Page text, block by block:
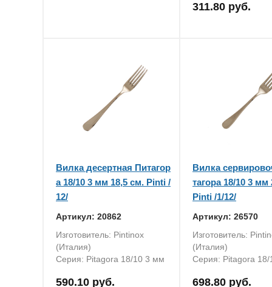
311.80 руб.
Вилка десертная Питагор
а 18/10 3 мм 18,5 см. Pinti /
12/
Артикул: 20862
Изготовитель: Pintinox
(Италия)
Серия: Pitаgora 18/10 3 мм
590.10 руб.
Вилка
тагора 18/10 3 мм
Pinti /1/12/
Артикул: 26570
Изготовитель:
(Италия)
Серия: Pitаgora
698.80 руб.